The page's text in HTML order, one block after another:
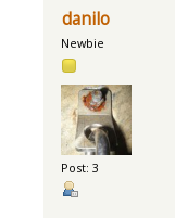
danilo
Newbie
Post: 3